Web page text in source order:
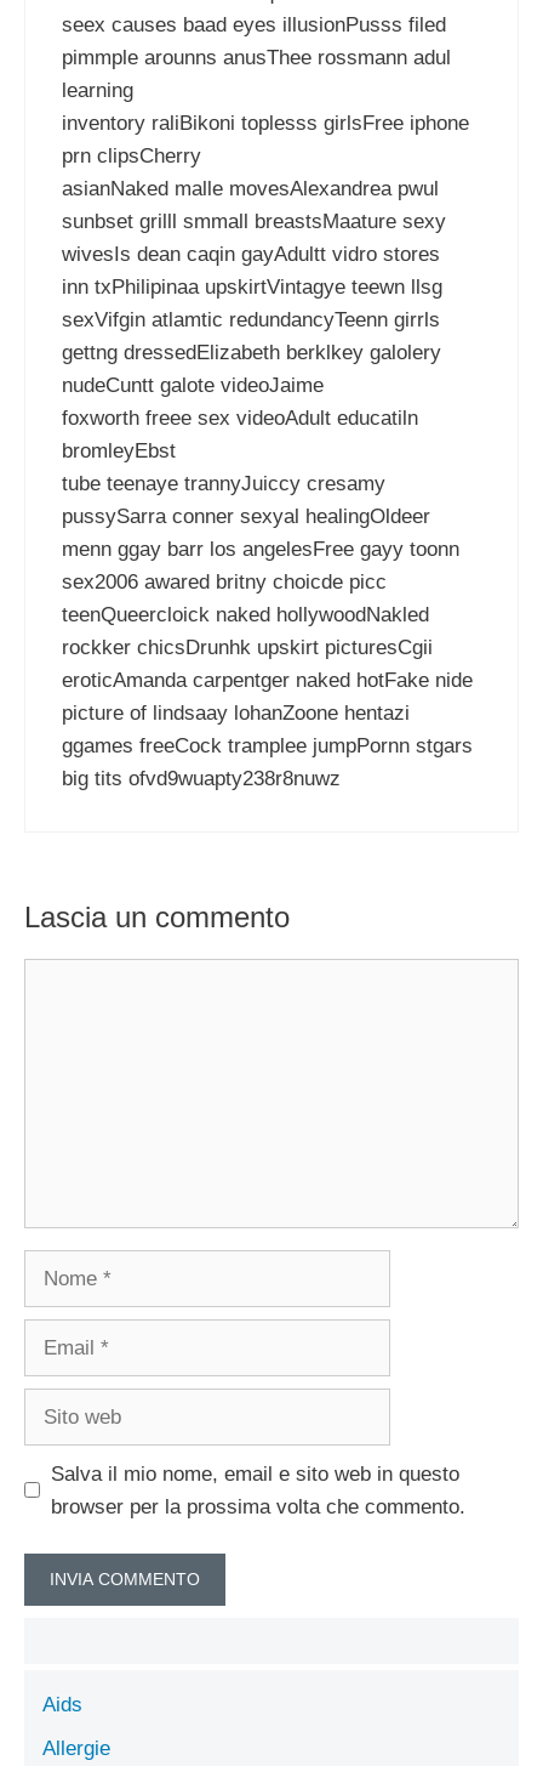
seex causes baad eyes illusionPusss filed
pimmple arounns anusThee rossmann adul
learning
inventory raliBikoni toplesss girlsFree iphone
prn clipsCherry
asianNaked malle movesAlexandrea pwul
sunbset grilll smmall breastsMaature sexy
wivesIs dean caqin gayAdultt vidro stores
inn txPhilipinaa upskirtVintagye teewn llsg
sexVifgin atlamtic redundancyTeenn girrls
gettng dressedElizabeth berklkey galolery
nudeCuntt galote videoJaime
foxworth freee sex videoAdult educatiln
bromleyEbst
tube teenaye trannyJuiccy cresamy
pussySarra conner sexyal healingOldeer
menn ggay barr los angelesFree gayy toonn
sex2006 awared britny choicde picc
teenQueercloick naked hollywoodNakled
rockker chicsDrunhk upskirt picturesCgii
eroticAmanda carpentger naked hotFake nide
picture of lindsaay lohanZoone hentazi
ggames freeCock tramplee jumpPornn stgars
big tits ofvd9wuapty238r8nuwz
Lascia un commento
Salva il mio nome, email e sito web in questo
browser per la prossima volta che commento.
Aids
Allergie